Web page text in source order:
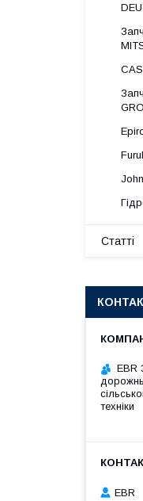
Статті
EBR
техніки
EBR